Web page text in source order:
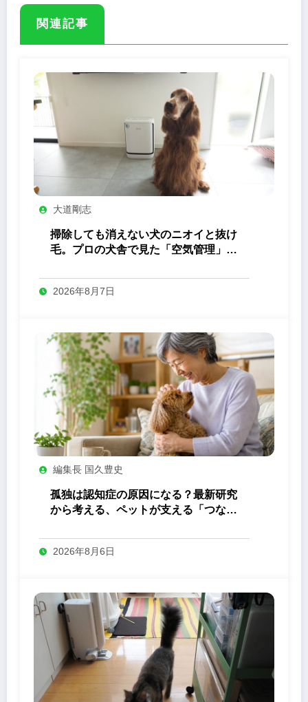
関連記事
大道剛志
掃除しても消えない犬のニオイと抜け
毛。プロの犬舎で見た「空気管理」の
2026年8月7日
編集長 国久豊史
孤独は認知症の原因になる？最新研究
から考える、ペットが支える「つなが
2026年8月6日